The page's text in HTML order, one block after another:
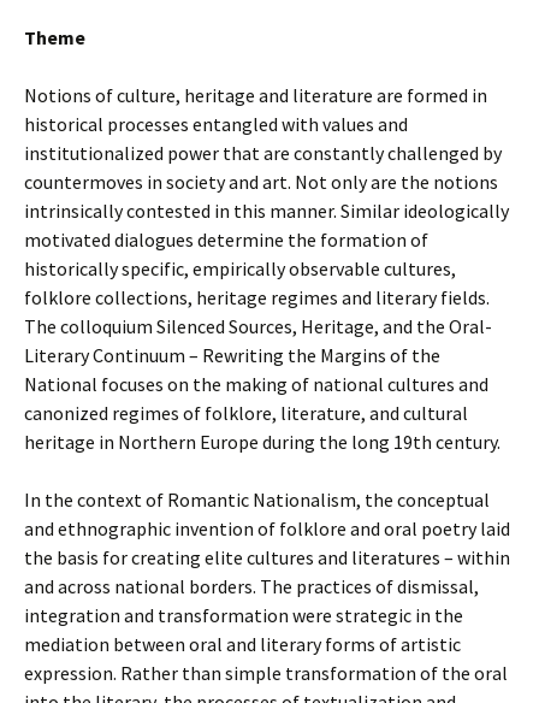
Theme
Notions of culture, heritage and literature are formed in
historical processes entangled with values and
institutionalized power that are constantly challenged by
countermoves in society and art. Not only are the notions
intrinsically contested in this manner. Similar ideologically
motivated dialogues determine the formation of
historically specific, empirically observable cultures,
folklore collections, heritage regimes and literary fields.
The colloquium Silenced Sources, Heritage, and the Oral-
Literary Continuum – Rewriting the Margins of the
National focuses on the making of national cultures and
canonized regimes of folklore, literature, and cultural
heritage in Northern Europe during the long 19th century.
In the context of Romantic Nationalism, the conceptual
and ethnographic invention of folklore and oral poetry laid
the basis for creating elite cultures and literatures – within
and across national borders. The practices of dismissal,
integration and transformation were strategic in the
mediation between oral and literary forms of artistic
expression. Rather than simple transformation of the oral